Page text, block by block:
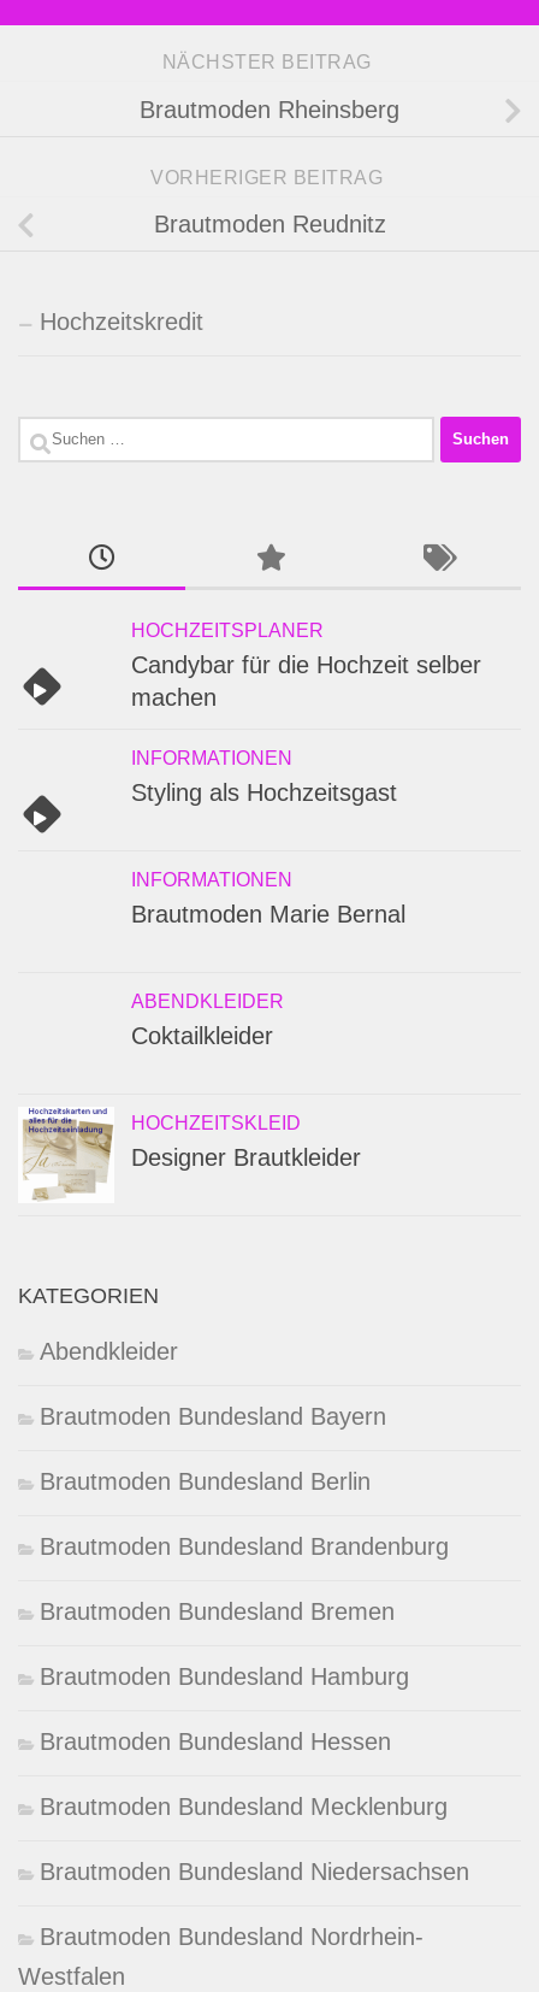
NÄCHSTER BEITRAG
Brautmoden Rheinsberg
VORHERIGER BEITRAG
Brautmoden Reudnitz
Hochzeitskredit
Suchen
HOCHZEITSPLANER
Candybar für die Hochzeit selber
machen
INFORMATIONEN
Styling als Hochzeitsgast
INFORMATIONEN
Brautmoden Marie Bernal
ABENDKLEIDER
Coktailkleider
HOCHZEITSKLEID
Designer Brautkleider
KATEGORIEN
Abendkleider
Brautmoden Bundesland Bayern
Brautmoden Bundesland Berlin
Brautmoden Bundesland Brandenburg
Brautmoden Bundesland Bremen
Brautmoden Bundesland Hamburg
Brautmoden Bundesland Hessen
Brautmoden Bundesland Mecklenburg
Brautmoden Bundesland Niedersachsen
Brautmoden Bundesland Nordrhein-
Westfalen